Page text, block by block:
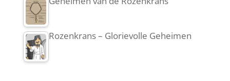
Rozenkrans – Glorievolle Geheimen